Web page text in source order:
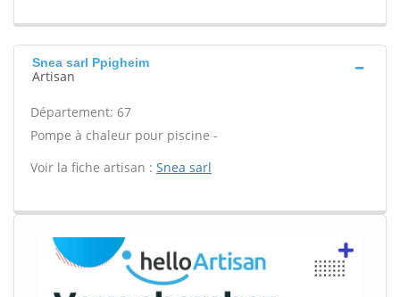
Snea sarl Ppigheim
Artisan
Département: 67
Pompe à chaleur pour piscine -
Voir la fiche artisan : Snea sarl